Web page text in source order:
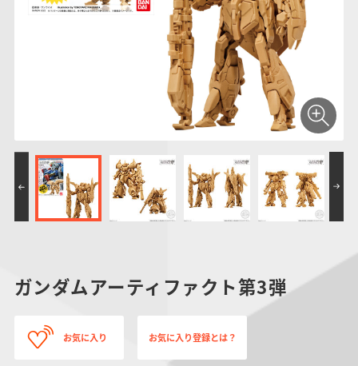
ポケットモンスター
サンリオキャラクタ
ーズ
SMPシリーズ キャラデコ
ガンダムアーティファクト第3弾
お気に入り お気に入り登録とは？